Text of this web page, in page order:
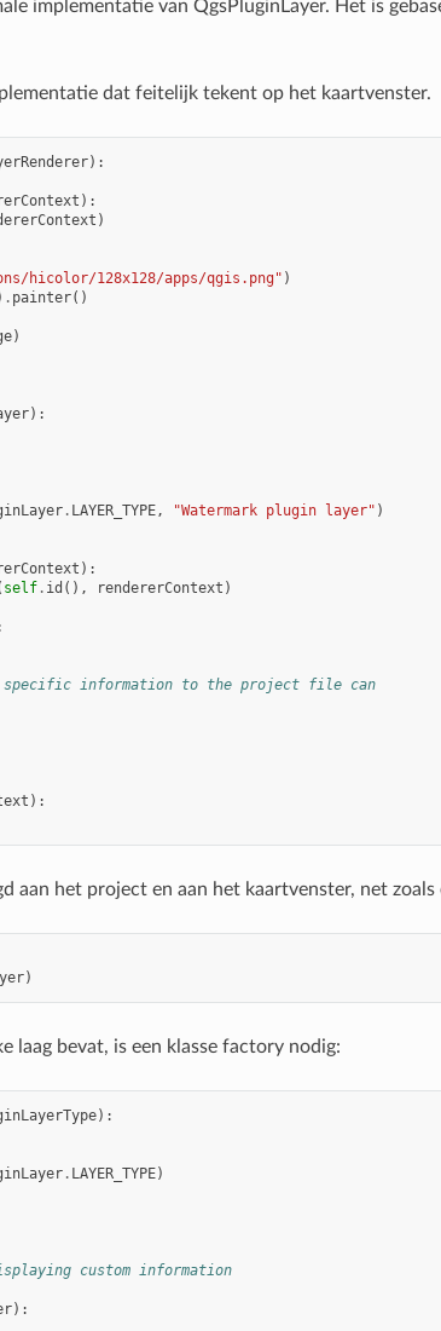
implementatie van QgsPluginLayer. Het is
dat feitelijk tekent op het kaartvenster.
):
):
)
hicolor/128x128/apps/qgis.png" )
. painter()
)
):
. LAYER_TYPE, "Watermark plugin layer" )
):
self. id (), rendererContext )
specific information to the project file can
):
aan het project en aan het kaartvenster, net zoals
)
laag bevat, is een klasse factory nodig:
):
. LAYER_TYPE)
custom information
):